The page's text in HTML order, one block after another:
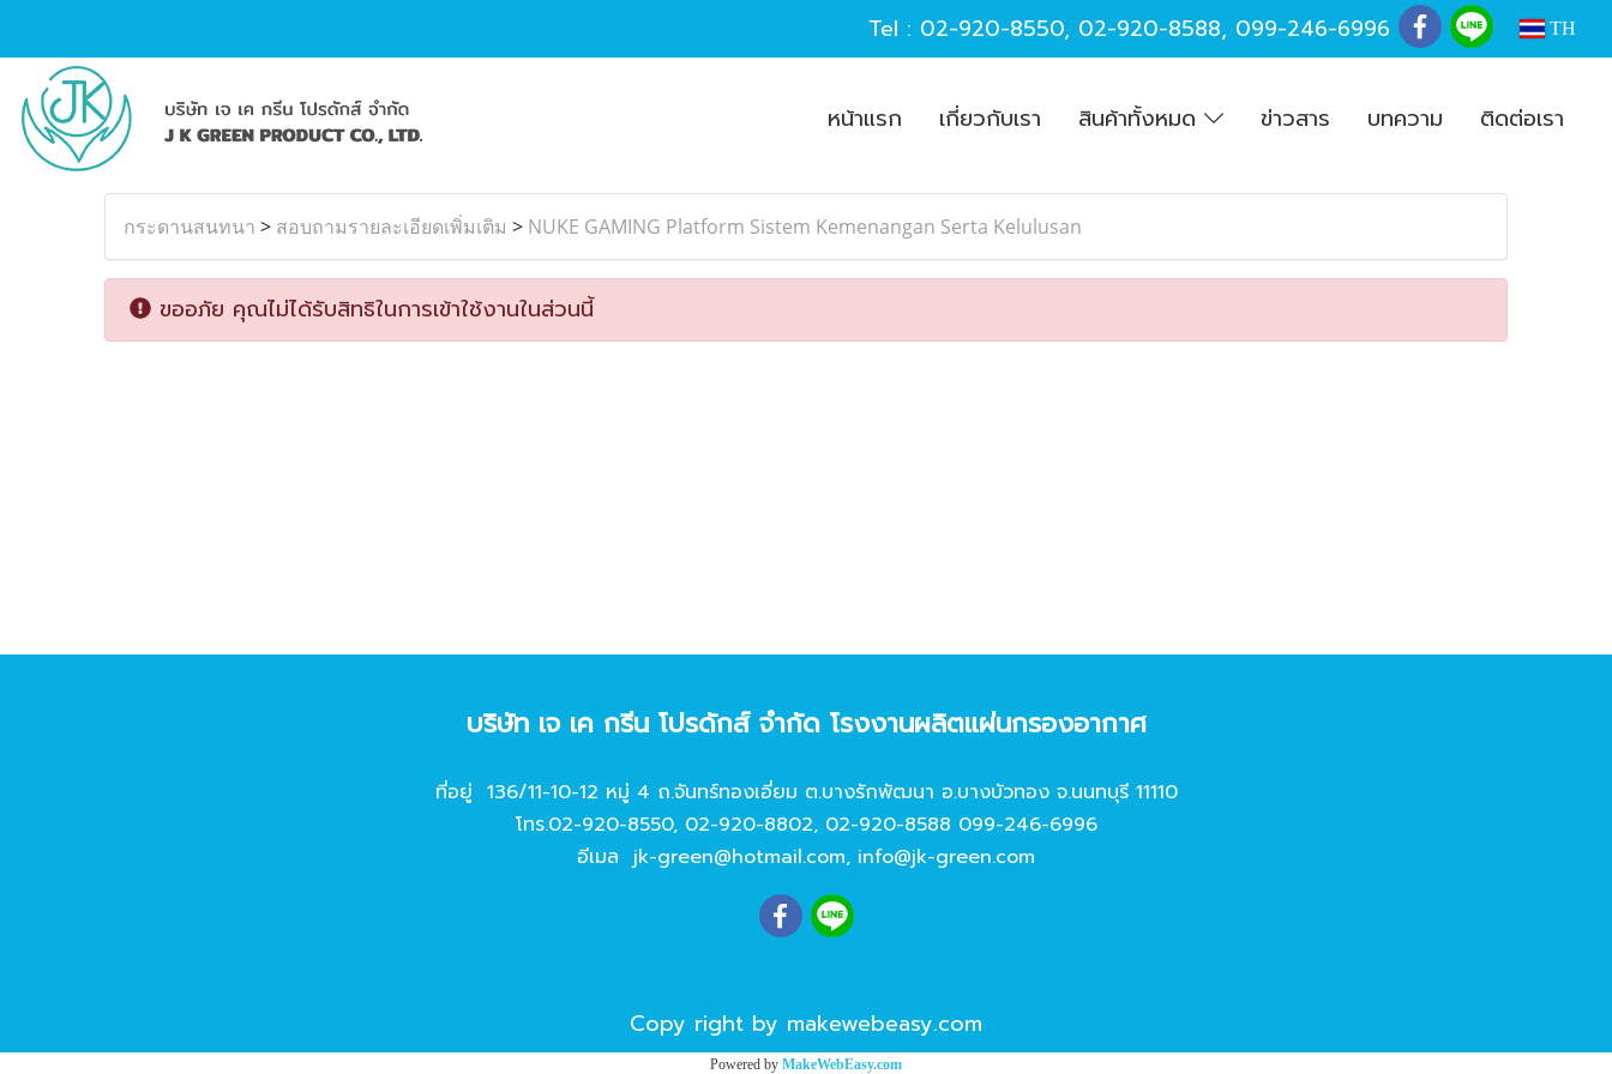
Tel : 02-920-8550, 02-920-8588, 099-246-6996 TH
หน้าแรก เกี่ยวกับเรา สินค้าทั้งหมด ข่าวสาร บทความ ติดต่อเรา
กระดานสนทนา > สอบถามรายละเอียดเพิ่มเติม > NUKE GAMING Platform Sistem Kemenangan Serta Kelulusan
ขออภัย คุณไม่ได้รับสิทธิในการเข้าใช้งานในส่วนนี้
บริษัท เจ เค กรีน โปรดักส์ จํากัด โรงงานผลิตแผ่นกรองอากาศ
ที่อยู่ 136/11-10-12 หมู่ 4 ถ.จันทร์ทองเอี่ยม ต.บางรักพัฒนา อ.บางบัวทอง จ.นนทบุรี 11110
โทร.02-920-8550, 02-920-8802, 02-920-8588 099-246-6996
อีเมล jk-green@hotmail.com, info@jk-green.com
Copy right by makewebeasy.com
Powered by MakeWebEasy.com